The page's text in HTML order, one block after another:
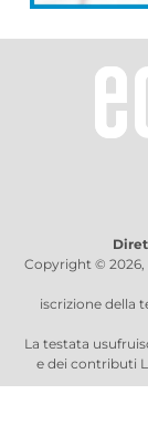
Copyright © 2026,
iscrizione della
La testata
e dei contributi